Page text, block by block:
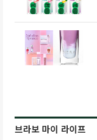
브라보 마이 라이프